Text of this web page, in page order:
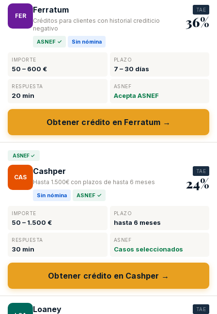
FER
Ferratum
Créditos para clientes con historial crediticio
negativo
ASNEF ✓ Sin nómina
TAE
36%
IMPORTE
50 – 600 €
PLAZO
7 – 30 días
RESPUESTA
20 min
ASNEF
Acepta ASNEF
Obtener crédito en Ferratum →
ASNEF ✓
CAS
Cashper
Hasta 1.500€ con plazos de hasta 6 meses
Sin nómina ASNEF ✓
TAE
24%
IMPORTE
50 – 1.500 €
PLAZO
hasta 6 meses
RESPUESTA
30 min
ASNEF
Casos seleccionados
Obtener crédito en Cashper →
Loaney TAE